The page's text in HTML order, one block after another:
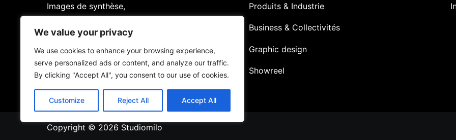
We value your privacy
We use cookies to enhance your browsing experience,
serve personalized ads or content, and analyze our traffic.
By clicking "Accept All", you consent to our use of cookies.
Customize Reject All Accept All
Images de synthèse,
Produits & Industrie
Business & Collectivités
Graphic design
Showreel
Copyright © 2026 Studiomilo